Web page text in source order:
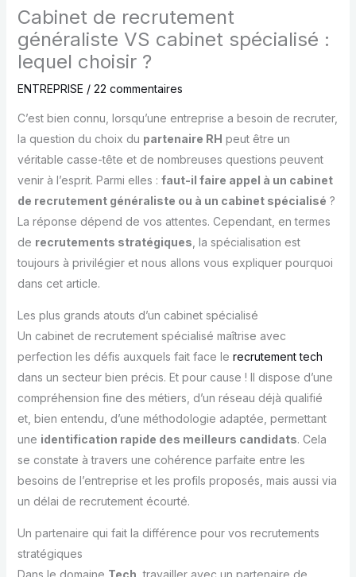
Cabinet de recrutement
généraliste VS cabinet spécialisé :
lequel choisir ?
ENTREPRISE / 22 commentaires
C’est bien connu, lorsqu’une entreprise a besoin de recruter,
la question du choix du partenaire RH peut être un
véritable casse-tête et de nombreuses questions peuvent
venir à l’esprit. Parmi elles : faut-il faire appel à un cabinet
de recrutement généraliste ou à un cabinet spécialisé ?
La réponse dépend de vos attentes. Cependant, en termes
de recrutements stratégiques , la spécialisation est
toujours à privilégier et nous allons vous expliquer pourquoi
dans cet article.
Les plus grands atouts d’un cabinet spécialisé
Un cabinet de recrutement spécialisé maîtrise avec
perfection les défis auxquels fait face le recrutement tech
dans un secteur bien précis. Et pour cause ! Il dispose d’une
compréhension fine des métiers, d’un réseau déjà qualifié
et, bien entendu, d’une méthodologie adaptée, permettant
une identification rapide des meilleurs candidats. Cela
se constate à travers une cohérence parfaite entre les
besoins de l’entreprise et les profils proposés, mais aussi via
un délai de recrutement écourté.
Un partenaire qui fait la différence pour vos recrutements
stratégiques
Dans le domaine Tech , travailler avec un partenaire de